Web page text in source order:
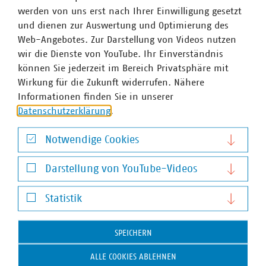
Wasserwirtschaft voraussichtlich auch in den
kommenden Jahren vor Herausforderungen stellen. Nach
den Erfahrungen aus den letzten Sommern kann in den
meisten Fällen mit geeigneten Maßnahmen vor Ort…
OVG Münster verneint wirtschaftlichen Vorteil einer
Anschlussmöglichkeit
werden von uns erst nach Ihrer Einwilligung gesetzt
und dienen zur Auswertung und Optimierung des
Web-Angebotes. Zur Darstellung von Videos nutzen
wir die Dienste von YouTube. Ihr Einverständnis
können Sie jederzeit im Bereich Privatsphäre mit
Wirkung für die Zukunft widerrufen. Nähere
Informationen finden Sie in unserer
Datenschutzerklärung
Notwendige Cookies
Notwendige Cookies
Darstellung von YouTube-Videos
Darstellung von YouTube-Videos
Statistik
Statistik
SPEICHERN
ALLE COOKIES ABLEHNEN